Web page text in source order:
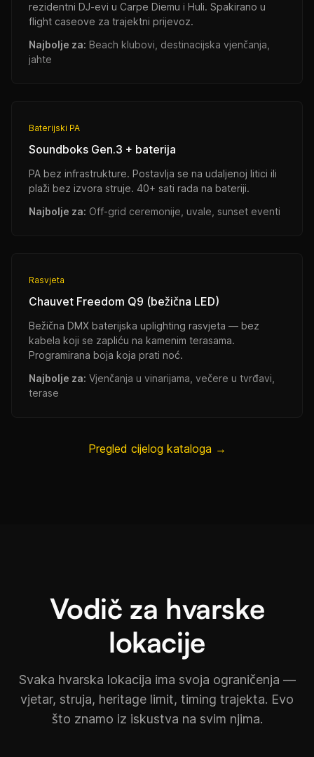
rezidentni DJ-evi u Carpe Diemu i Huli. Spakirano u
flight caseove za trajektni prijevoz.
Najbolje za: Beach klubovi, destinacijska vjenčanja,
jahte
Baterijski PA
Soundboks Gen.3 + baterija
PA bez infrastrukture. Postavlja se na udaljenoj litici ili
plaži bez izvora struje. 40+ sati rada na bateriji.
Najbolje za: Off-grid ceremonije, uvale, sunset eventi
Rasvjeta
Chauvet Freedom Q9 (bežična LED)
Bežična DMX baterijska uplighting rasvjeta — bez
kabela koji se zapliću na kamenim terasama.
Programirana boja koja prati noć.
Najbolje za: Vjenčanja u vinarijama, večere u tvrđavi,
terase
Pregled cijelog kataloga →
Vodič za hvarske
lokacije
Svaka hvarska lokacija ima svoja ograničenja —
vjetar, struja, heritage limit, timing trajekta. Evo
što znamo iz iskustva na svim njima.